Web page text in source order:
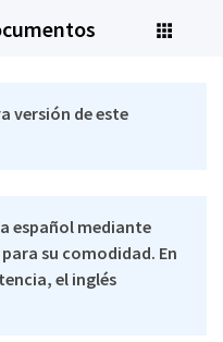
versión de este
español mediante
su comodidad. En
el inglés